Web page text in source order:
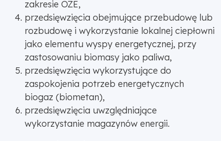
zakresie OZE,
przedsięwzięcia obejmujące przebudowę lub
rozbudowę i wykorzystanie lokalnej ciepłowni
jako elementu wyspy energetycznej, przy
zastosowaniu biomasy jako paliwa,
przedsięwzięcia wykorzystujące do
zaspokojenia potrzeb energetycznych
biogaz (biometan),
przedsięwzięcia uwzględniające
wykorzystanie magazynów energii.